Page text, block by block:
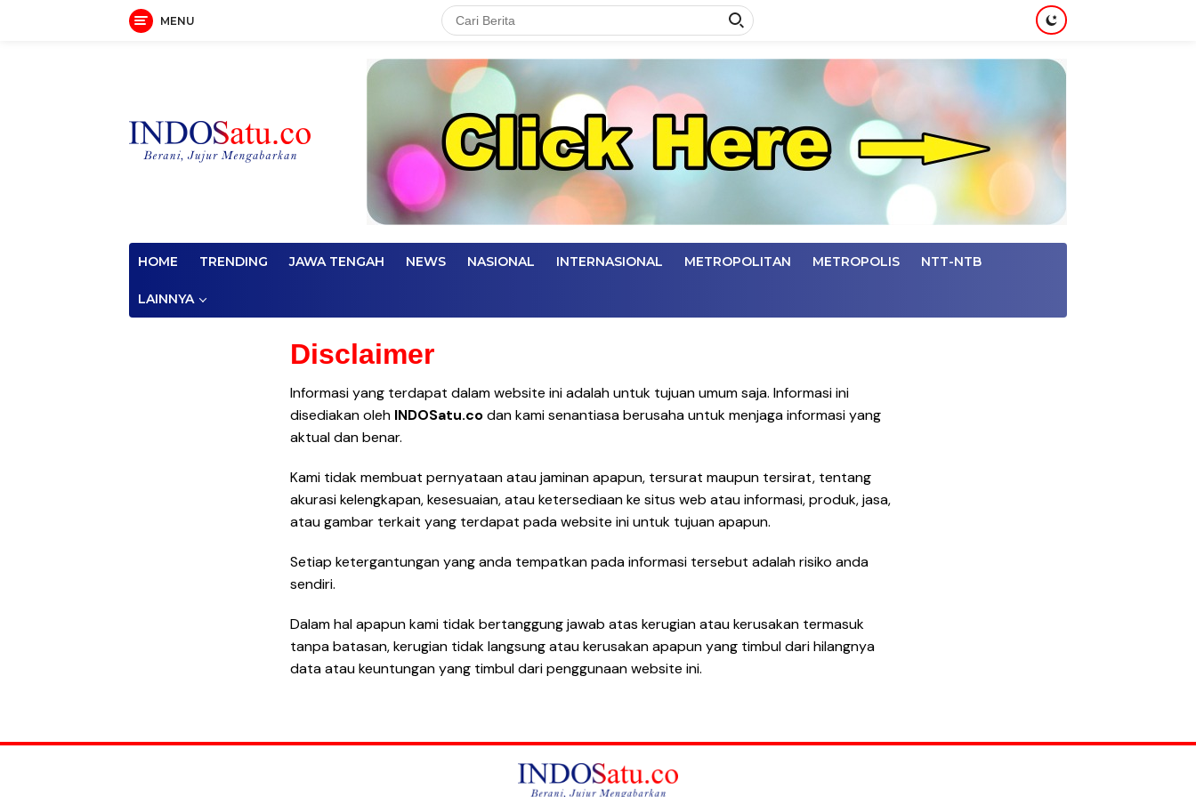
MENU
HOME TRENDING JAWA TENGAH NEWS NASIONAL INTERNASIONAL METROPOLITAN METROPOLIS NTT-NTB
LAINNYA
Disclaimer
Informasi yang terdapat dalam website ini adalah untuk tujuan umum saja. Informasi ini
disediakan oleh INDOSatu.codan kami senantiasa berusaha untuk menjaga informasi yang
aktual dan benar.
Kami tidak membuat pernyataan atau jaminan apapun, tersurat maupun tersirat, tentang
akurasi kelengkapan, kesesuaian, atau ketersediaan ke situs web atau informasi, produk, jasa,
atau gambar terkait yang terdapat pada website ini untuk tujuan apapun.
Setiap ketergantungan yang anda tempatkan pada informasi tersebut adalah risiko anda
sendiri.
Dalam hal apapun kami tidak bertanggung jawab atas kerugian atau kerusakan termasuk
tanpa batasan, kerugian tidak langsung atau kerusakan apapun yang timbul dari hilangnya
data atau keuntungan yang timbul dari penggunaan website ini.